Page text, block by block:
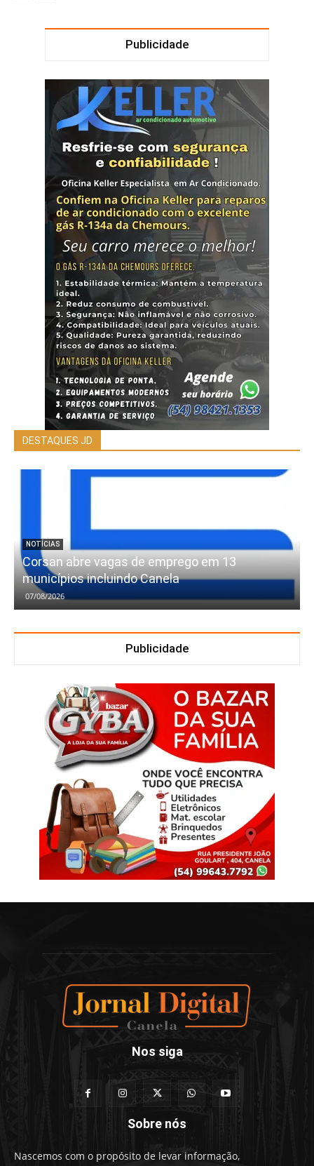
Publicidade
DESTAQUES JD
NOTÍCIAS
Corsan abre vagas de emprego em 13
municípios incluindo Canela
07/08/2026
Publicidade
Nos siga
Sobre nós
Nascemos com o propósito de levar informação,